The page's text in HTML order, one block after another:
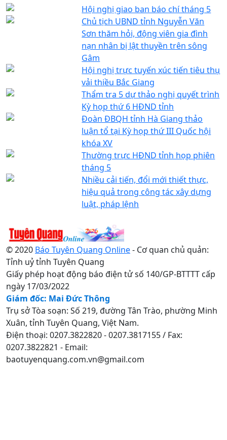
Hội nghị giao ban báo chí tháng 5
Chủ tịch UBND tỉnh Nguyễn Văn
Sơn thăm hỏi, động viên gia đình
nạn nhân bị lật thuyền trên sông
Gâm
Hội nghị trực tuyến xúc tiến tiêu thụ
vải thiều Bắc Giang
Thẩm tra 5 dự thảo nghị quyết trình
Kỳ họp thứ 6 HĐND tỉnh
Đoàn ĐBQH tỉnh Hà Giang thảo
luận tổ tại Kỳ họp thứ III Quốc hội
khóa XV
Thường trực HĐND tỉnh họp phiên
tháng 5
Nhiều cải tiến, đổi mới thiết thực,
hiệu quả trong công tác xây dựng
luật, pháp lệnh
© 2020 Báo Tuyên Quang Online- Cơ quan chủ quản:
Tỉnh uỷ tỉnh Tuyên Quang
Giấy phép hoạt động báo điện tử số 140/GP-BTTTT cấp
ngày 17/03/2022
Giám đốc: Mai Đức Thông
Trụ sở Tòa soạn: Số 219, đường Tân Trào, phường Minh
Xuân, tỉnh Tuyên Quang, Việt Nam.
Điện thoại: 0207.3822820 - 0207.3817155 / Fax:
0207.3822821 - Email:
baotuyenquang.com.vn@gmail.com